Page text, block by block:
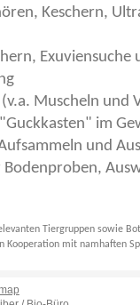
Keschern,
Exuviensuche
Muscheln und
im
und
Bodenproben,
Tiergruppen sowie
Kooperation mit namhaften